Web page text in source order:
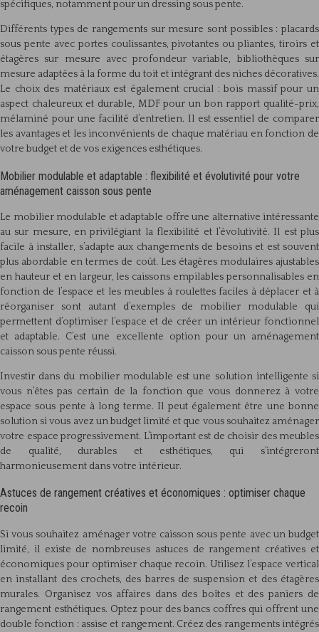
spécifiques, notamment pour un dressing sous pente.
Différents types de rangements sur mesure sont possibles : placards
sous pente avec portes coulissantes, pivotantes ou pliantes, tiroirs et
étagères sur mesure avec profondeur variable, bibliothèques sur
mesure adaptées à la forme du toit et intégrant des niches décoratives.
Le choix des matériaux est également crucial : bois massif pour un
aspect chaleureux et durable, MDF pour un bon rapport qualité-prix,
mélaminé pour une facilité d’entretien. Il est essentiel de comparer
les avantages et les inconvénients de chaque matériau en fonction de
votre budget et de vos exigences esthétiques.
Mobilier modulable et adaptable : flexibilité et évolutivité pour votre
aménagement caisson sous pente
Le mobilier modulable et adaptable offre une alternative intéressante
au sur mesure, en privilégiant la flexibilité et l’évolutivité. Il est plus
facile à installer, s’adapte aux changements de besoins et est souvent
plus abordable en termes de coût. Les étagères modulaires ajustables
en hauteur et en largeur, les caissons empilables personnalisables en
fonction de l’espace et les meubles à roulettes faciles à déplacer et à
réorganiser sont autant d’exemples de mobilier modulable qui
permettent d’optimiser l’espace et de créer un intérieur fonctionnel
et adaptable. C’est une excellente option pour un aménagement
caisson sous pente réussi.
Investir dans du mobilier modulable est une solution intelligente si
vous n’êtes pas certain de la fonction que vous donnerez à votre
espace sous pente à long terme. Il peut également être une bonne
solution si vous avez un budget limité et que vous souhaitez aménager
votre espace progressivement. L’important est de choisir des meubles
de qualité, durables et esthétiques, qui s’intégreront
harmonieusement dans votre intérieur.
Astuces de rangement créatives et économiques : optimiser chaque
recoin
Si vous souhaitez aménager votre caisson sous pente avec un budget
limité, il existe de nombreuses astuces de rangement créatives et
économiques pour optimiser chaque recoin. Utilisez l’espace vertical
en installant des crochets, des barres de suspension et des étagères
murales. Organisez vos affaires dans des boîtes et des paniers de
rangement esthétiques. Optez pour des bancs coffres qui offrent une
double fonction : assise et rangement. Créez des rangements intégrés